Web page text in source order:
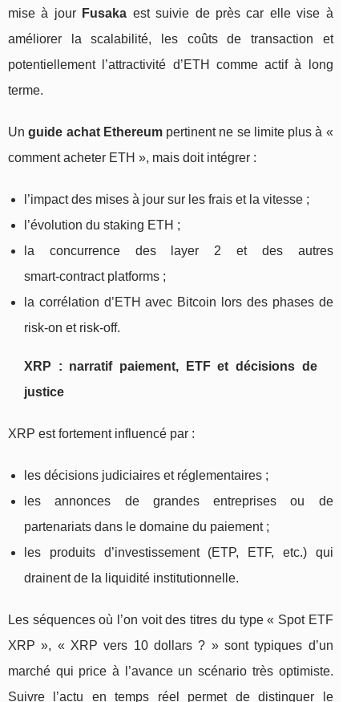
mise à jour Fusaka est suivie de près car elle vise à
améliorer la scalabilité, les coûts de transaction et
potentiellement l’attractivité d’ETH comme actif à long
terme.
Unguide achat Ethereumpertinent ne se limite plus à «
comment acheter ETH », mais doit intégrer :
l’impact des mises à jour sur les frais et la vitesse ;
l’évolution du staking ETH ;
la concurrence des layer 2 et des autres
smart‑contract platforms ;
la corrélation d’ETH avec Bitcoin lors des phases de
risk‑on et risk‑off.
XRP : narratif paiement, ETF et décisions de
justice
XRP est fortement influencé par :
les décisions judiciaires et réglementaires ;
les annonces de grandes entreprises ou de
partenariats dans le domaine du paiement ;
les produits d’investissement (ETP, ETF, etc.) qui
drainent de la liquidité institutionnelle.
Les séquences où l’on voit des titres du type « Spot ETF
XRP », « XRP vers 10 dollars ? » sont typiques d’un
marché qui price à l’avance un scénario très optimiste.
Suivre l’actu en temps réel permet de distinguer le